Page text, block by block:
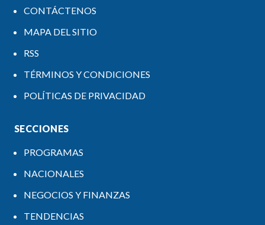
CONTÁCTENOS
MAPA DEL SITIO
RSS
TÉRMINOS Y CONDICIONES
POLÍTICAS DE PRIVACIDAD
SECCIONES
PROGRAMAS
NACIONALES
NEGOCIOS Y FINANZAS
TENDENCIAS